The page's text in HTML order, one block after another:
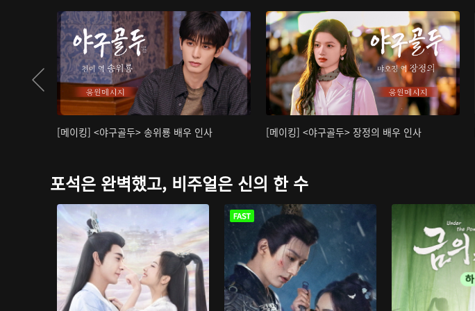
[메이킹] <야구골두> 송위룡 배우 인사 [메이킹] <야구골두> 장정의 배우 인사
포석은 완벽했고, 비주얼은 신의 한 수